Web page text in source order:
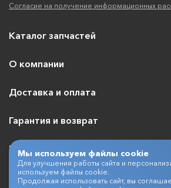
Согласие на получение информационных
Каталог запчастей
О компании
Доставка и оплата
Гарантия и возврат
Контакты
Мы используем файлы cookie
Для улучшения работы сайта и
используем файлы cookie.
Продолжая использовать сайт, вы